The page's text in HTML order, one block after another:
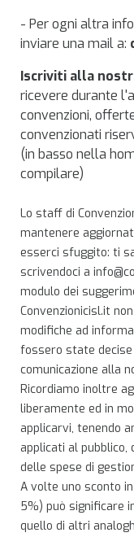
- Per ogni altra
inviare una mail a:
Iscriviti alla
ricevere durante
convenzioni,
convenzionati
(in basso nella
compilare)
Lo staff di
mantenere
esserci sfuggito: ti
scrivendoci a
modulo dei
Convenzionicisl.it
modifiche ad
fossero state decise
comunicazione alla
Ricordiamo inoltre
liberamente ed in
applicarvi, tenendo
applicati al pubblico,
delle spese di
A volte uno sconto
5%) può significare
quello di altri